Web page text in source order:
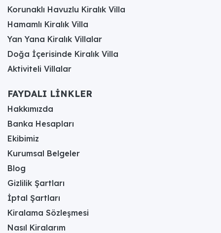
Korunaklı Havuzlu Kiralık Villa
Hamamlı Kiralık Villa
Yan Yana Kiralık Villalar
Doğa İçerisinde Kiralık Villa
Aktiviteli Villalar
FAYDALI LİNKLER
Hakkımızda
Banka Hesapları
Ekibimiz
Kurumsal Belgeler
Blog
Gizlilik Şartları
İptal Şartları
Kiralama Sözleşmesi
Nasıl Kiralarım